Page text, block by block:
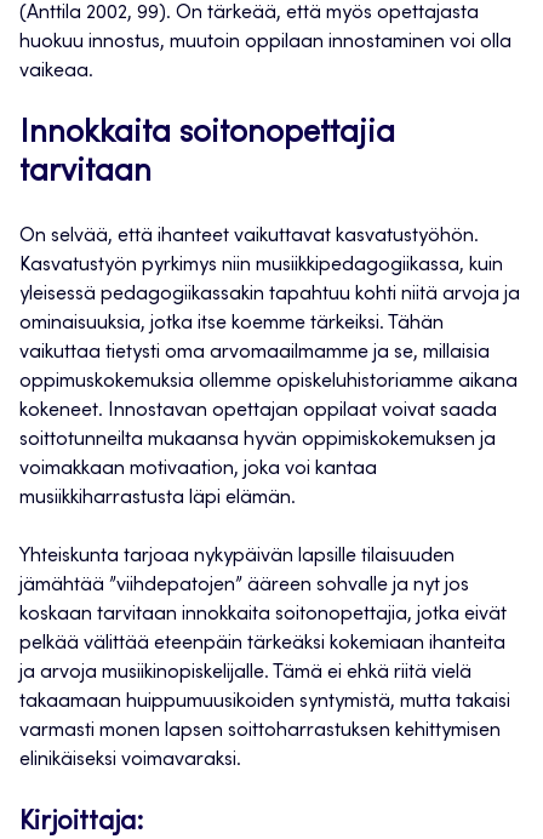
(Anttila 2002, 99). On tärkeää, että myös opettajasta
huokuu innostus, muutoin oppilaan innostaminen voi olla
vaikeaa.
Innokkaita soitonopettajia
tarvitaan
On selvää, että ihanteet vaikuttavat kasvatustyöhön.
Kasvatustyön pyrkimys niin musiikkipedagogiikassa, kuin
yleisessä pedagogiikassakin tapahtuu kohti niitä arvoja ja
ominaisuuksia, jotka itse koemme tärkeiksi. Tähän
vaikuttaa tietysti oma arvomaailmamme ja se, millaisia
oppimuskokemuksia ollemme opiskeluhistoriamme aikana
kokeneet. Innostavan opettajan oppilaat voivat saada
soittotunneilta mukaansa hyvän oppimiskokemuksen ja
voimakkaan motivaation, joka voi kantaa
musiikkiharrastusta läpi elämän.
Yhteiskunta tarjoaa nykypäivän lapsille tilaisuuden
jämähtää ”viihdepatojen” ääreen sohvalle ja nyt jos
koskaan tarvitaan innokkaita soitonopettajia, jotka eivät
pelkää välittää eteenpäin tärkeäksi kokemiaan ihanteita
ja arvoja musiikinopiskelijalle. Tämä ei ehkä riitä vielä
takaamaan huippumuusikoiden syntymistä, mutta takaisi
varmasti monen lapsen soittoharrastuksen kehittymisen
elinikäiseksi voimavaraksi.
Kirjoittaja: